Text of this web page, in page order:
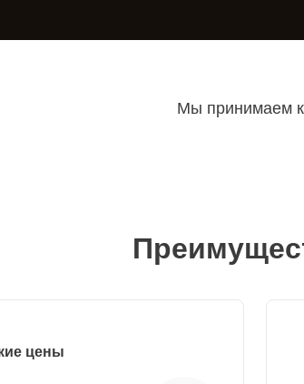
Мы принимаем
цены